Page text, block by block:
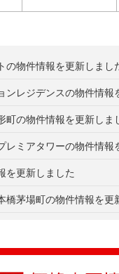
の物件情報を更新しまし
町の物件情報を更新しま
を更新しました